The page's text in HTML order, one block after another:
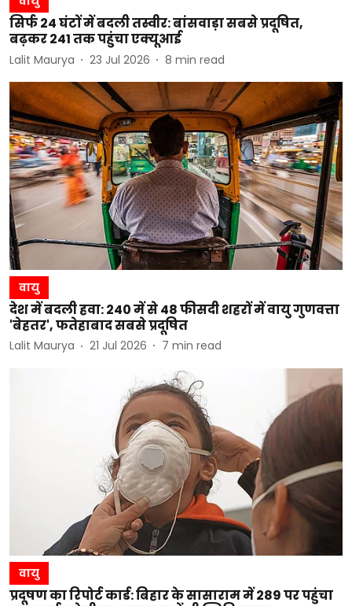
सिर्फ 24 घंटों में बदली तस्वीर: बांसवाड़ा सबसे प्रदूषित,
बढ़कर 241 तक पहुंचा एक्यूआई
Lalit Maurya 23 Jul 2026 8 min read
वायु
देश में बदली हवा: 240 में से 48 फीसदी शहरों में वायु गुणवत्ता
'बेहतर', फतेहाबाद सबसे प्रदूषित
Lalit Maurya 21 Jul 2026 7 min read
वायु
प्रदूषण का रिपोर्ट कार्ड: बिहार के सासाराम में 289 पर पहुंचा